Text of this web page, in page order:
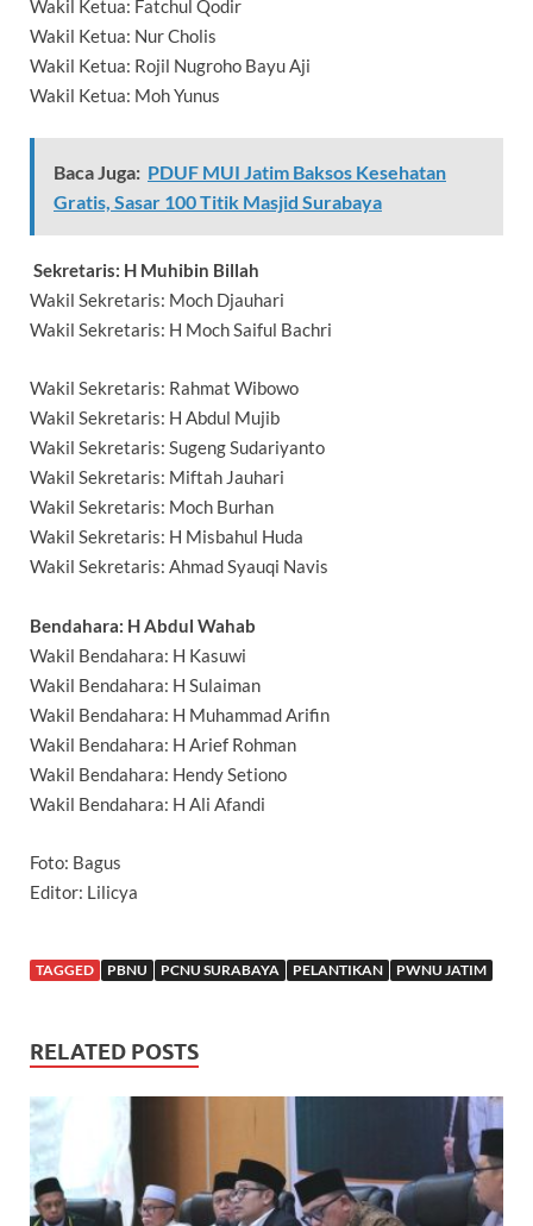
Wakil Ketua: Fatchul Qodir
Wakil Ketua: Nur Cholis
Wakil Ketua: Rojil Nugroho Bayu Aji
Wakil Ketua: Moh Yunus
Baca Juga: PDUF MUI Jatim Baksos Kesehatan
Gratis, Sasar 100 Titik Masjid Surabaya
Sekretaris: H Muhibin Billah
Wakil Sekretaris: Moch Djauhari
Wakil Sekretaris: H Moch Saiful Bachri
Wakil Sekretaris: Rahmat Wibowo
Wakil Sekretaris: H Abdul Mujib
Wakil Sekretaris: Sugeng Sudariyanto
Wakil Sekretaris: Miftah Jauhari
Wakil Sekretaris: Moch Burhan
Wakil Sekretaris: H Misbahul Huda
Wakil Sekretaris: Ahmad Syauqi Navis
Bendahara: H Abdul Wahab
Wakil Bendahara: H Kasuwi
Wakil Bendahara: H Sulaiman
Wakil Bendahara: H Muhammad Arifin
Wakil Bendahara: H Arief Rohman
Wakil Bendahara: Hendy Setiono
Wakil Bendahara: H Ali Afandi
Foto: Bagus
Editor: Lilicya
TAGGED PBNU PCNU SURABAYA PELANTIKAN PWNU JATIM
RELATED POSTS